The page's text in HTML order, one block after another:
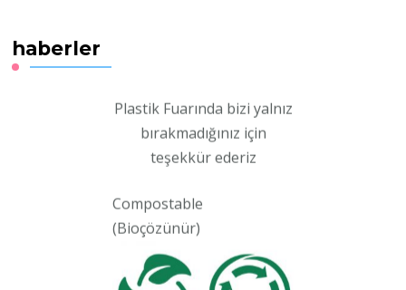
haberler
bırakmadığınız için
teşekkür ederiz
(Bioçözünür)